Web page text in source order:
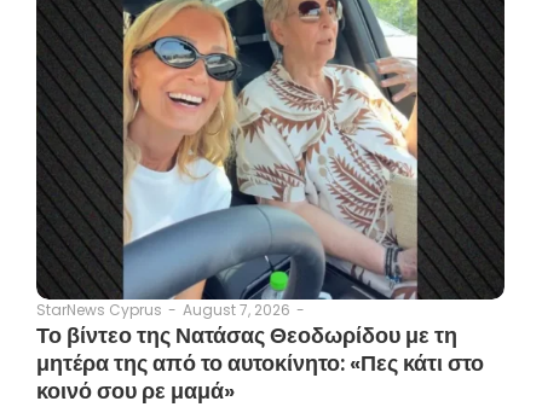
StarNews Cyprus - August 7, 2026 -
Το βίντεο της Νατάσας Θεοδωρίδου με τη
μητέρα της από το αυτοκίνητο: «Πες κάτι στο
κοινό σου ρε μαμά»